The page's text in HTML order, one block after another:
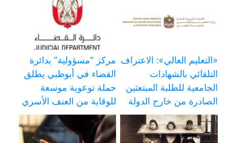
«التعليم العالي»: الاعتراف
التلقائي بالشهادات
الجامعية للطلبة المبتعثين
الصادرة من خارج الدولة
مركز “مسؤولية” بدائرة
القضاء في أبوظبي يطلق
حملة توعوية موسعة
للوقاية من العنف الأسري